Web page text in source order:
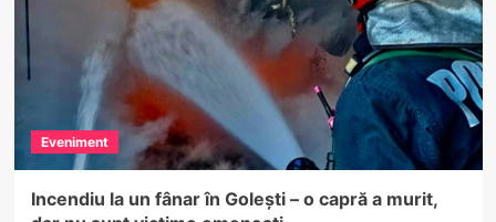
Horezu
beat,
fără
permis
cu
numere
provizorii
Eveniment
Incendiu la un fânar în Golești – o capră a murit,